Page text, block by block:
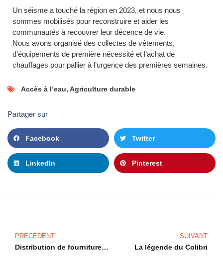
Un séisme a touché la région en 2023, et nous nous
sommes mobilisés pour reconstruire et aider les
communautés à recouvrer leur décence de vie.
Nous avons organisé des collectes de vêtements,
d’équipements de première nécessité et l’achat de
chauffages pour pallier à l’urgence des premières semaines.
Accès à l’eau, Agriculture durable
Partager sur
Facebook Twitter
LinkedIn Pinterest
PRÉCÉDENT
Distribution de fournitures scolaires
SUIVANT
La légende du Colibri